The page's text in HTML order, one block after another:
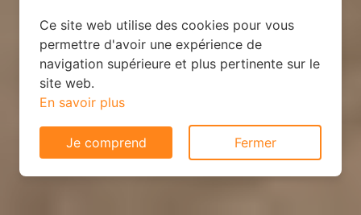
Ce site web utilise des cookies pour vous
permettre d'avoir une expérience de
navigation supérieure et plus pertinente sur le
site web.
En savoir plus
Je comprend Fermer